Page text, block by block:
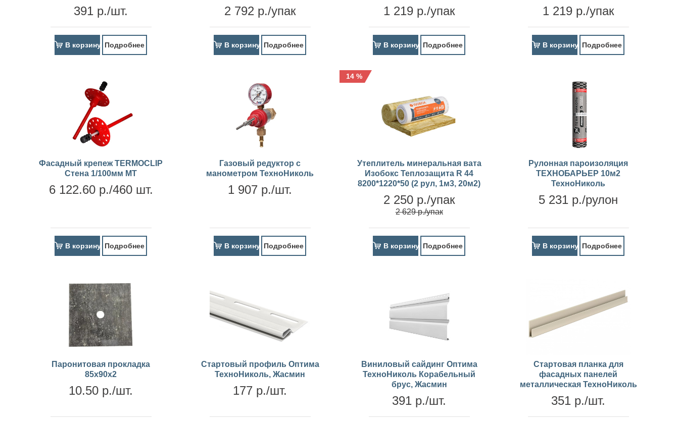
391 р./шт.
В корзину Подробнее
2 792 р./упак
В корзину Подробнее
1 219 р./упак
В корзину Подробнее
1 219 р./упак
В корзину Подробнее
Фасадный крепеж TERMOCLIP
Стена 1/100мм MT
6 122.60 р./460 шт.
В корзину Подробнее
Газовый редуктор с
манометром ТехноНиколь
1 907 р./шт.
В корзину Подробнее
14 %
Утеплитель минеральная вата
Изобокс Теплозащита R 44
8200*1220*50 (2 рул, 1м3, 20м2)
2 250 р./упак
2 629 р./упак
В корзину Подробнее
Рулонная пароизоляция
ТЕХНОБАРЬЕР 10м2
ТехноНиколь
5 231 р./рулон
В корзину Подробнее
Паронитовая прокладка
85x90x2
10.50 р./шт.
Стартовый профиль Оптима
ТехноНиколь, Жасмин
177 р./шт.
Виниловый сайдинг Оптима
ТехноНиколь Корабельный
брус, Жасмин
391 р./шт.
Стартовая планка для
фасадных панелей
металлическая ТехноНиколь
351 р./шт.